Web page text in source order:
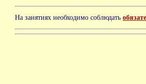
На занятиях необходимо соблюдать